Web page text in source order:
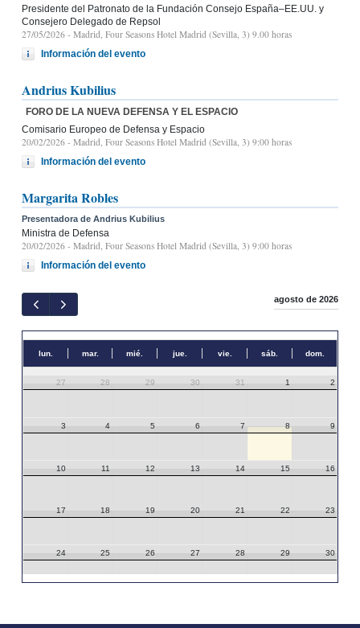
Presidente del Patronato de la Fundación Consejo España–EE.UU. y
Consejero Delegado de Repsol
27/05/2026 - Madrid, Four Seasons Hotel Madrid (Sevilla, 3) 9.00 horas
Información del evento
Andrius Kubilius
FORO DE LA NUEVA DEFENSA Y EL ESPACIO
Comisario Europeo de Defensa y Espacio
20/02/2026 - Madrid, Four Seasons Hotel Madrid (Sevilla, 3) 9:00 horas
Información del evento
Margarita Robles
Presentadora de Andrius Kubilius
Ministra de Defensa
20/02/2026 - Madrid, Four Seasons Hotel Madrid (Sevilla, 3) 9:00 horas
Información del evento
agosto de 2026
lun. mar. mié. jue. vie. sáb. dom.
27 28 29 30 31 1 2
3 4 5 6 7 8 9
10 11 12 13 14 15 16
17 18 19 20 21 22 23
24 25 26 27 28 29 30